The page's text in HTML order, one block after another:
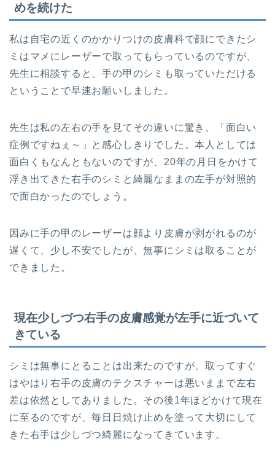
めを続けた
私は自宅の近くのかかりつけの皮膚科で顔にできたシ
ミはマメにレーザーで取ってもらっているのですが、
先生に相談すると、手の甲のシミも取っていただける
ということで早速お願いしました。
先生は私の左右の手を見てその違いに驚き、「面白い
症例ですねぇ～」と感心しきりでした。本人としては
面白くもなんともないのですが、20年の月日をかけて
浮き出てきた右手のシミと綺麗なままの左手が対照的
で面白かったのでしょう。
因みに手の甲のレーザーは顔より皮膚が剥がれるのが
遅くて、少し不安でしたが、無事にシミは取ることが
できました。
現在少しづつ右手の皮膚感覚が左手に近づいて
きている
シミは無事にとることは出来たのですが、取ってすぐ
はやはり右手の皮膚のテクスチャーは悪いままで左右
差は依然としてありました。その後1年ほどかけて現在
に至るのですが、毎日日焼け止めを塗って大切にして
きた右手は少しづつ綺麗になってきています。